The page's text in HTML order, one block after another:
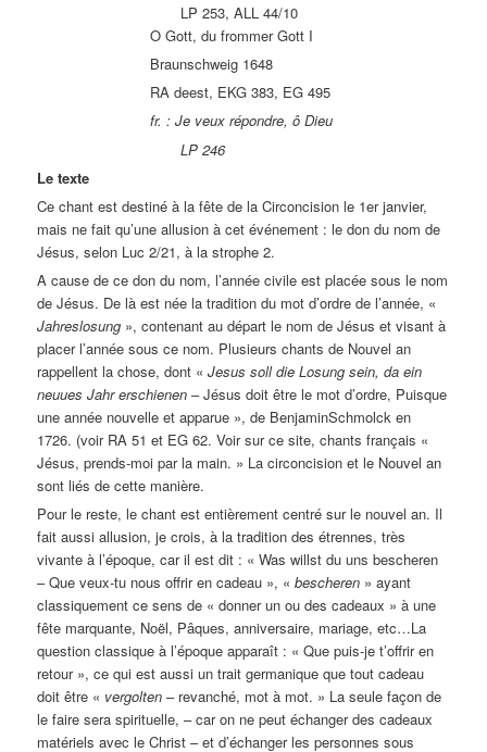
LP 253, ALL 44/10
O Gott, du frommer Gott I
Braunschweig 1648
RA deest, EKG 383, EG 495
fr. : Je veux répondre, ô Dieu
LP 246
Le texte
Ce chant est destiné à la fête de la Circoncision le 1er janvier,
mais ne fait qu’une allusion à cet événement : le don du nom de
Jésus, selon Luc 2/21, à la strophe 2.
A cause de ce don du nom, l’année civile est placée sous le nom
de Jésus. De là est née la tradition du mot d’ordre de l’année, «
Jahreslosung », contenant au départ le nom de Jésus et visant à
placer l’année sous ce nom. Plusieurs chants de Nouvel an
rappellent la chose, dont «Jesus soll die Losung sein, da ein
neuues Jahr erschienen – Jésus doit être le mot d’ordre, Puisque
une année nouvelle et apparue », de BenjaminSchmolck en
1726. (voir RA 51 et EG 62. Voir sur ce site, chants français «
Jésus, prends-moi par la main. » La circoncision et le Nouvel an
sont liés de cette manière.
Pour le reste, le chant est entièrement centré sur le nouvel an. Il
fait aussi allusion, je crois, à la tradition des étrennes, très
vivante à l’époque, car il est dit : « Was willst du uns bescheren
– Que veux-tu nous offrir en cadeau », « bescheren » ayant
classiquement ce sens de « donner un ou des cadeaux » à une
fête marquante, Noël, Pâques, anniversaire, mariage, etc…La
question classique à l’époque apparaît : « Que puis-je t’offrir en
retour », ce qui est aussi un trait germanique que tout cadeau
doit être « vergolten – revanché, mot à mot. » La seule façon de
le faire sera spirituelle, – car on ne peut échanger des cadeaux
matériels avec le Christ – et d’échanger les personnes sous